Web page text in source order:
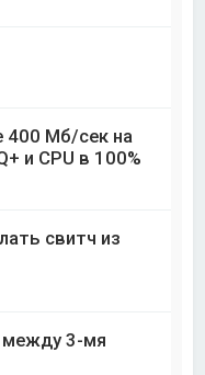
400 Мб/cек на
и CPU в 100%
свитч из
между 3-мя